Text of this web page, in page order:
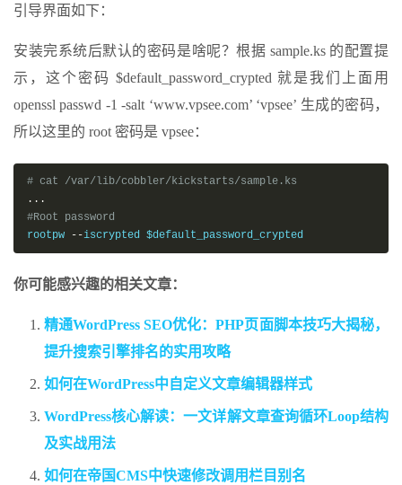
引导界面如下：
安装完系统后默认的密码是啥呢？根据 sample.ks 的配置提
示，这个密码 $default_password_crypted 就是我们上面用
openssl passwd -1 -salt ‘www.vpsee.com’ ‘vpsee’ 生成的密码，
所以这里的 root 密码是 vpsee：
# cat /var/lib/cobbler/kickstarts/sample.ks
...
#Root password
rootpw
--iscrypted $default_password_crypted
你可能感兴趣的相关文章：
精通WordPress SEO优化：PHP页面脚本技巧大揭秘，
提升搜索引擎排名的实用攻略
如何在WordPress中自定义文章编辑器样式
WordPress核心解读：一文详解文章查询循环Loop结构
及实战用法
如何在帝国CMS中快速修改调用栏目别名